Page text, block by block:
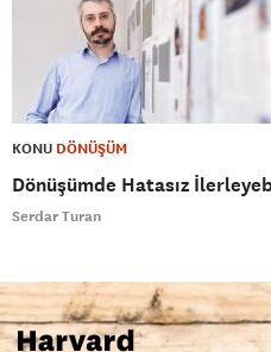
KONU DÖNÜŞÜM
Dönüşümde Hatasız
Serdar Turan